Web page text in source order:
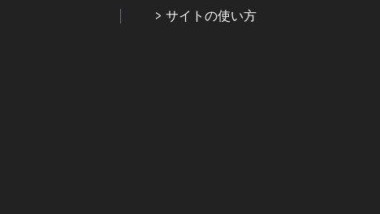
サイトの使い方